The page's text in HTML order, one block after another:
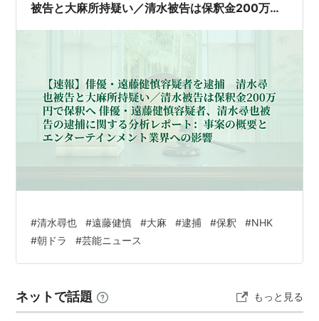
被告と大麻所持疑い／清水被告は保釈金200万円
#清水尋也 #遠藤健慎 #大麻 #逮捕 #保釈 #NHK
#朝ドラ #芸能ニュース
ネットで話題 もっと見る